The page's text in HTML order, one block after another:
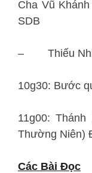
Cha Vũ
SDB
– Thiếu Nhi:
10g30: Bước
11g00:
Thường Niên)
Các Bài Đọc